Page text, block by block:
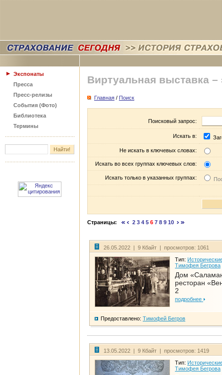
Экспонаты
Пресса
Пресс-релизы
События (Фото)
Библиотека
Термины
Виртуальная выставка –
Главная / Поиск
Поисковый запрос:
Искать в:
Не искать в ключевых словах:
Искать во всех группах ключевых слов:
Искать только в указанных группах:
Страницы: 2 3 4 5 6 7 8 9 10
26.05.2022 | 9 Кбайт | просмотров: 1061
Тип:
Тимофея Бегрова
Дом
ресторан
2
подробнее
Предоставлено: Тимофей Бегров
13.05.2022 | 9 Кбайт | просмотров: 1419
Тип:
Тимофея Бегрова